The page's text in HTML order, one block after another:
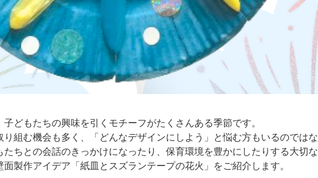
どもたちの興味を引くモチーフがたくさんある季節です。
組む機会も多く、「どんなデザインにしよう」と悩む方もいるのではな
ちとの会話のきっかけになったり、保育環境を豊かにしたりする大切な
製作アイデア「紙皿とスズランテープの花火」をご紹介します。